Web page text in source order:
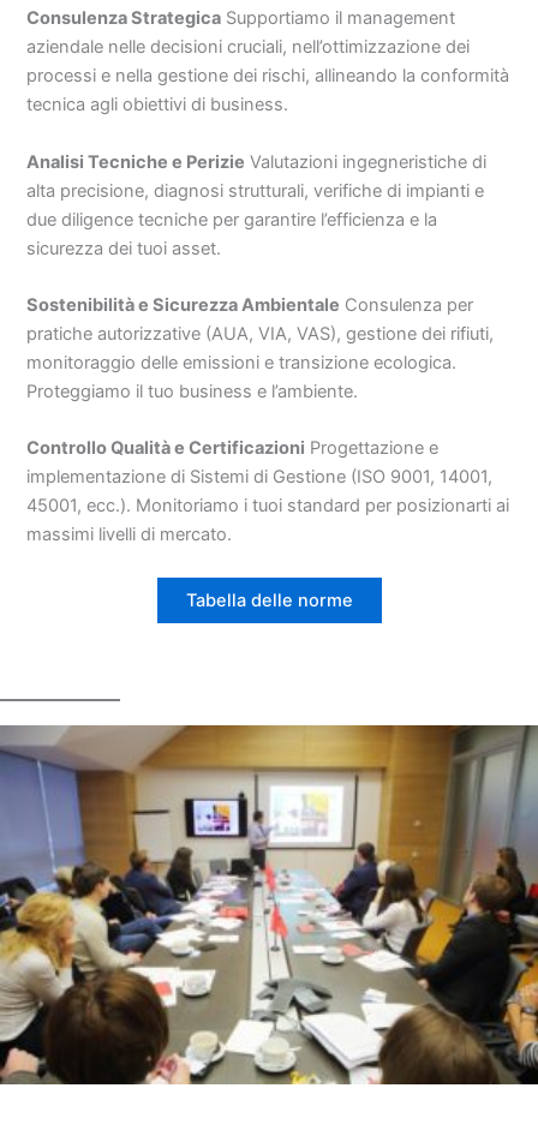
Consulenza StrategicaSupportiamo il management
aziendale nelle decisioni cruciali, nell’ottimizzazione dei
processi e nella gestione dei rischi, allineando la conformità
tecnica agli obiettivi di business.
Analisi Tecniche e Perizie Valutazioni ingegneristiche di
alta precisione, diagnosi strutturali, verifiche di impianti e
due diligence tecniche per garantire l’efficienza e la
sicurezza dei tuoi asset.
Sostenibilità e Sicurezza Ambientale Consulenza per
pratiche autorizzative (AUA, VIA, VAS), gestione dei rifiuti,
monitoraggio delle emissioni e transizione ecologica.
Proteggiamo il tuo business e l’ambiente.
Controllo Qualità e Certificazioni Progettazione e
implementazione di Sistemi di Gestione (ISO 9001, 14001,
45001, ecc.). Monitoriamo i tuoi standard per posizionarti ai
massimi livelli di mercato.
Tabella delle norme